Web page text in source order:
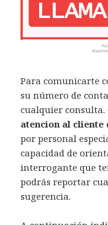
Para comunicarte
su número de
cualquier
atencion al cliente
por personal
capacidad de
interrogante que
podrás reportar
sugerencia.